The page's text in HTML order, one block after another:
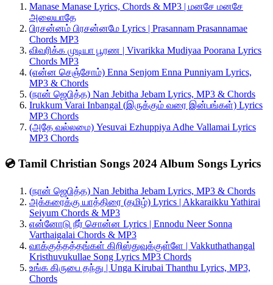
Manase Manase Lyrics, Chords & MP3 | மனசே மனசே
அலையாதே
பிரசன்னம் பிரசன்னமே Lyrics | Prasannam Prasannamae
Chords MP3
விவரிக்க முடியா பூரண | Vivarikka Mudiyaa Poorana Lyrics
Chords MP3
(என்ன செஞ்சோம்) Enna Senjom Enna Punniyam Lyrics,
MP3 & Chords
(நான் ஜெபித்த) Nan Jebitha Jebam Lyrics, MP3 & Chords
Irukkum Varai Inbangal (இருக்கும் வரை இன்பங்கள்) Lyrics
MP3 Chords
(அதே வல்லமை) Yesuvai Ezhuppiya Adhe Vallamai Lyrics
MP3 Chords
💿 Tamil Christian Songs 2024 Album Songs Lyrics
(நான் ஜெபித்த) Nan Jebitha Jebam Lyrics, MP3 & Chords
அக்கரைக்கு யாத்திரை (தமிழ்) Lyrics | Akkaraikku Yathirai
Seiyum Chords & MP3
என்னோடு நீர் சொன்ன Lyrics | Ennodu Neer Sonna
Varthaigalai Chords & MP3
வாக்குத்தத்தங்கள் கிறிஸ்துவுக்குள்ளே | Vakkuthathangal
Kristhuvukullae Song Lyrics MP3 Chords
உங்க கிருபை தந்து | Unga Kirubai Thanthu Lyrics, MP3,
Chords